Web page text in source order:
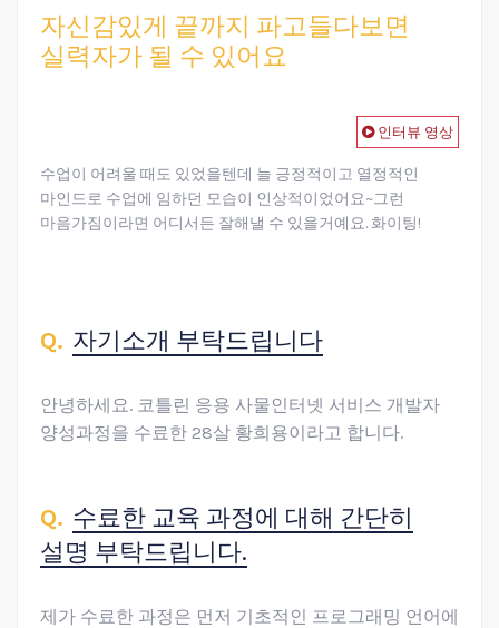
자신감있게 끝까지 파고들다보면
실력자가 될 수 있어요
인터뷰 영상
수업이 어려울 때도 있었을텐데 늘 긍정적이고 열정적인
마인드로 수업에 임하던 모습이 인상적이었어요~그런
마음가짐이라면 어디서든 잘해낼 수 있을거예요. 화이팅!
자기소개 부탁드립니다
안녕하세요. 코틀린 응용 사물인터넷 서비스 개발자
양성과정을 수료한 28살 황희용이라고 합니다.
수료한 교육 과정에 대해 간단히
설명 부탁드립니다.
제가 수료한 과정은 먼저 기초적인 프로그래밍 언어에